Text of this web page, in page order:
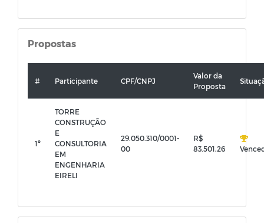
Propostas
# Participante CPF/CNPJ
Valor da
Proposta
1º
TORRE
CONSTRUÇÃO
E
CONSULTORIA
EM
ENGENHARIA
EIRELI
29.050.310/0001-
00
R$
83.501,26